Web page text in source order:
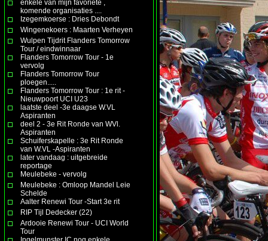
enkele van mijn favoriete ,
komende organisaties ....
Izegemkoerse : Dries Debondt
Wingenekoers : Maarten Verheyen
Wulpen Tijdrit Flanders Tomorrow
Tour / eindwinnaar
Flanders Tomorrow Tour - 1e
vervolg
Flanders Tomorrow Tour
ploegen.....
Flanders Tomorrow Tour : 1e rit -
Nieuwpoort UCI U23
laatste deel -3e daagse W.VL
Aspiranten
deel 2 - 3e Rit Ronde van WVl.
Aspiranten
Schuiferskapelle : 3e Rit Ronde
van W.VL -Aspiranten
later vandaag : uitgebreide
reportage
Meulebeke - vervolg
Meulebeke : Omloop Mandel Leie
Schelde
Aalter Renewi Tour -Start 3e rit
RIP Tijl Dedecker (22)
Ardooie Renewi Tour - UCI World
Tour